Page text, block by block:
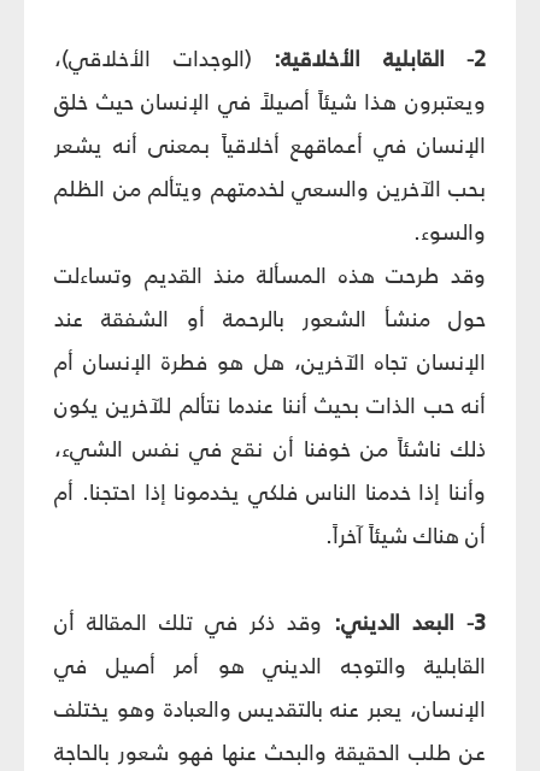
2- القابلية الأخلاقية:
(الوجدات الأخلاقي)،
ويعتبرون هذا شيئاً أصيلاً في الإنسان حيث خلق
الإنسان في أعماقهع أخلاقياً بمعنى أنه يشعر
بحب الآخرين والسعي لخدمتهم ويتألم من الظلم
والسوء.
وقد طرحت هذه المسألة منذ القديم وتساءلت
حول منشأ الشعور بالرحمة أو الشفقة عند
الإنسان تجاه الآخرين، هل هو فطرة الإنسان أم
أنه حب الذات بحيث أننا عندما نتألم للآخرين يكون
ذلك ناشئاً من خوفنا أن نقع في نفس الشي‏ء،
وأننا إذا خدمنا الناس فلكي يخدمونا إذا احتجنا. أم
أن هناك شيئاً آخراً.
3- البعد الديني:
وقد ذكر في تلك المقالة أن
القابلية والتوجه الديني هو أمر أصيل في
الإنسان، يعبر عنه بالتقديس والعبادة وهو يختلف
عن طلب الحقيقة والبحث عنها فهو شعور بالحاجة